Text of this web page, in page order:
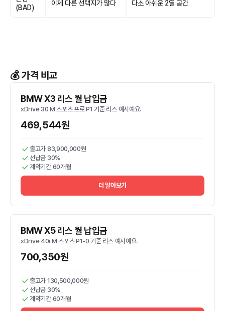
(BAD)
이제 다른 선택지가 많다 다소 아쉬운 2열 공간
💰 가격 비교
BMW X3 리스 월 납입금
xDrive 30 M 스포츠 프로 P1 기준 리스 예시예요.
469,544원
출고가 83,900,000원
선납금 30%
계약기간 60개월
더 알아보기
BMW X5 리스 월 납입금
xDrive 40i M 스포츠 P1-0 기준 리스 예시예요.
700,350원
출고가 130,500,000원
선납금 30%
계약기간 60개월